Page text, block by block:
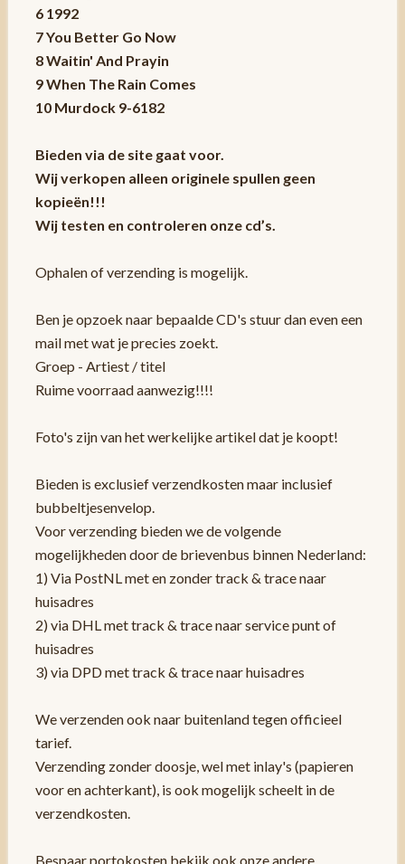
6 1992
7 You Better Go Now
8 Waitin' And Prayin
9 When The Rain Comes
10 Murdock 9-6182
Bieden via de site gaat voor.
Wij verkopen alleen originele spullen geen
kopieën!!!
Wij testen en controleren onze cd’s.
Ophalen of verzending is mogelijk.
Ben je opzoek naar bepaalde CD's stuur dan even een
mail met wat je precies zoekt.
Groep - Artiest / titel
Ruime voorraad aanwezig!!!!
Foto's zijn van het werkelijke artikel dat je koopt!
Bieden is exclusief verzendkosten maar inclusief
bubbeltjesenvelop.
Voor verzending bieden we de volgende
mogelijkheden door de brievenbus binnen Nederland:
1) Via PostNL met en zonder track & trace naar
huisadres
2) via DHL met track & trace naar service punt of
huisadres
3) via DPD met track & trace naar huisadres
We verzenden ook naar buitenland tegen officieel
tarief.
Verzending zonder doosje, wel met inlay's (papieren
voor en achterkant), is ook mogelijk scheelt in de
verzendkosten.
Bespaar portokosten bekijk ook onze andere